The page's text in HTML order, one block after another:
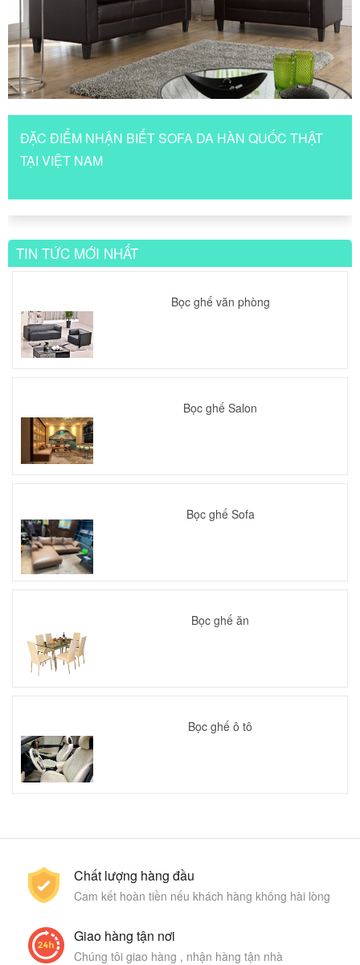
ĐẶC ĐIỂM NHẬN BIẾT SOFA DA HÀN QUỐC THẬT
TẠI VIỆT NAM
TIN TỨC MỚI NHẤT
Bọc ghế văn phòng
Bọc ghế Salon
Bọc ghế Sofa
Bọc ghế ăn
Bọc ghế ô tô
Chất lượng hàng đầu
Cam kết hoàn tiền nếu khách hàng không hài lòng
Giao hàng tận nơi
Chúng tôi giao hàng , nhận hàng tận nhà